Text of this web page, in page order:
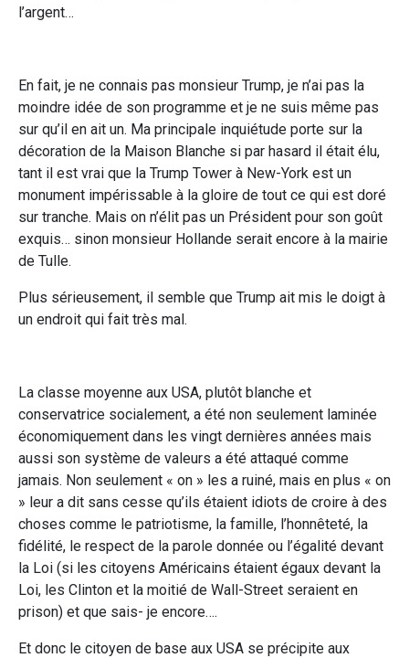
l’argent…
En fait, je ne connais pas monsieur Trump, je n’ai pas la
moindre idée de son programme et je ne suis même pas
sur qu’il en ait un. Ma principale inquiétude porte sur la
décoration de la Maison Blanche si par hasard il était élu,
tant il est vrai que la Trump Tower à New-York est un
monument impérissable à la gloire de tout ce qui est doré
sur tranche. Mais on n’élit pas un Président pour son goût
exquis… sinon monsieur Hollande serait encore à la mairie
de Tulle.
Plus sérieusement, il semble que Trump ait mis le doigt à
un endroit qui fait très mal.
La classe moyenne aux USA, plutôt blanche et
conservatrice socialement, a été non seulement laminée
économiquement dans les vingt dernières années mais
aussi son système de valeurs a été attaqué comme
jamais. Non seulement « on » les a ruiné, mais en plus « on
» leur a dit sans cesse qu’ils étaient idiots de croire à des
choses comme le patriotisme, la famille, l’honnêteté, la
fidélité, le respect de la parole donnée ou l’égalité devant
la Loi (si les citoyens Américains étaient égaux devant la
Loi, les Clinton et la moitié de Wall-Street seraient en
prison) et que sais- je encore….
Et donc le citoyen de base aux USA se précipite aux